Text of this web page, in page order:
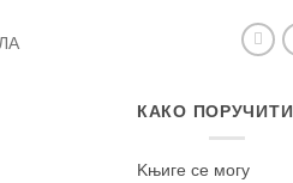
КАКО ПОРУЧИТИ
Kњиге се могу